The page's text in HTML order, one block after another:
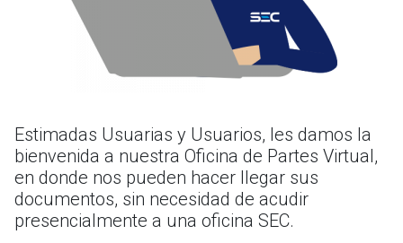
Estimadas Usuarias y Usuarios, les damos la
bienvenida a nuestra Oficina de Partes Virtual,
en donde nos pueden hacer llegar sus
documentos, sin necesidad de acudir
presencialmente a una oficina SEC.